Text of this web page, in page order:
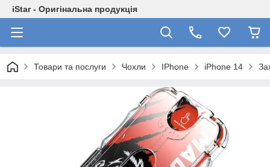
iStar - Оригінальна продукція
Товари та послуги Чохли IPhone iPhone 14